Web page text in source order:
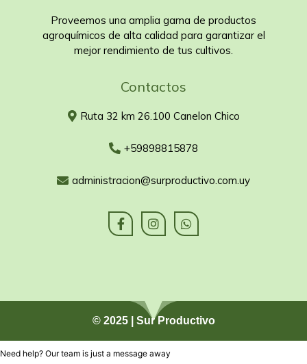
Proveemos una amplia gama de productos
agroquímicos de alta calidad para garantizar el
mejor rendimiento de tus cultivos.
Contactos
Ruta 32 km 26.100 Canelon Chico
+59898815878
administracion@surproductivo.com.uy
© 2025 | Sur Productivo
Need help? Our team is just a message away